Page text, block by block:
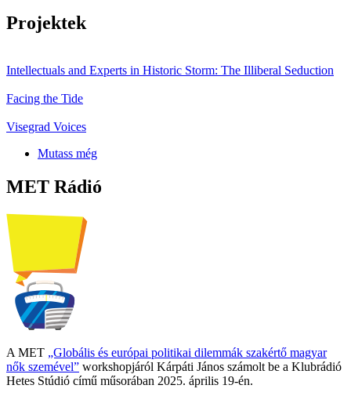
Projektek
Intellectuals and Experts in Historic Storm: The Illiberal Seduction
Facing the Tide
Visegrad Voices
Mutass még
MET Rádió
A MET „Globális és európai politikai dilemmák szakértő magyar
nők szemével” workshopjáról Kárpáti János számolt be a Klubrádió
Hetes Stúdió című műsorában 2025. április 19-én.